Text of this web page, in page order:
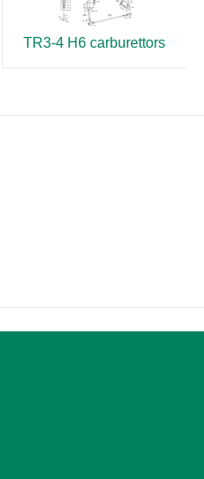
TR3-4 H6 carburettors